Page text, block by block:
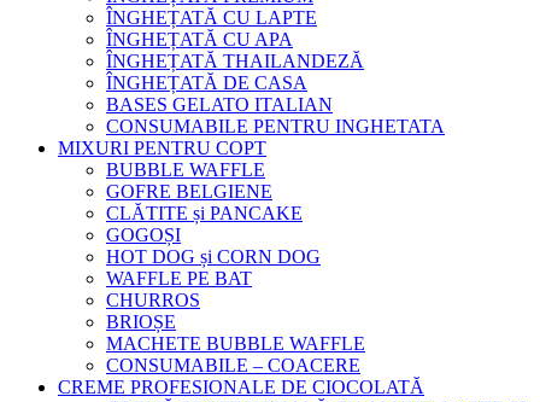
ÎNGHEȚATĂ CU LAPTE
ÎNGHEȚATĂ CU APA
ÎNGHEȚATĂ THAILANDEZĂ
ÎNGHEȚATĂ DE CASA
BASES GELATO ITALIAN
CONSUMABILE PENTRU INGHETATA
MIXURI PENTRU COPT
BUBBLE WAFFLE
GOFRE BELGIENE
CLĂTITE și PANCAKE
GOGOȘI
HOT DOG și CORN DOG
WAFFLE PE BAT
CHURROS
BRIOȘE
MACHETE BUBBLE WAFFLE
CONSUMABILE – COACERE
CREME PROFESIONALE DE CIOCOLATĂ